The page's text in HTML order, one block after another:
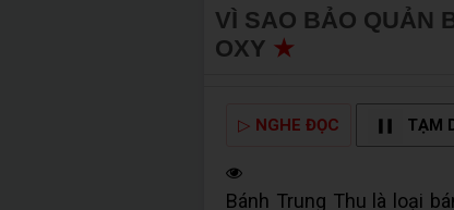
VÌ SAO BẢO QUẢN
OXY ★ MUA BÁN
▷ NGHE ĐỌC TẠM
Bánh Trung Thu là loại